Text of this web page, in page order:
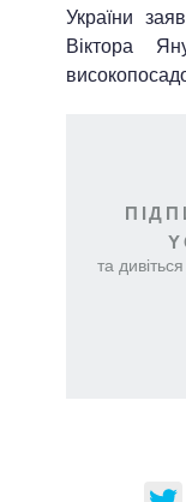
України
Віктора
та